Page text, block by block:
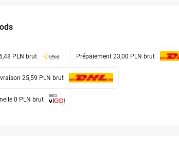
PLN brut Prépaiement 23,00 PLN brut
25,59 PLN brut
0 PLN brut